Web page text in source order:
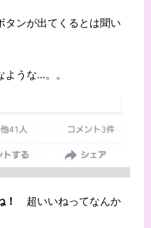
タンが出てくるとは聞い
うな…。。
！ 超いいねってなんか